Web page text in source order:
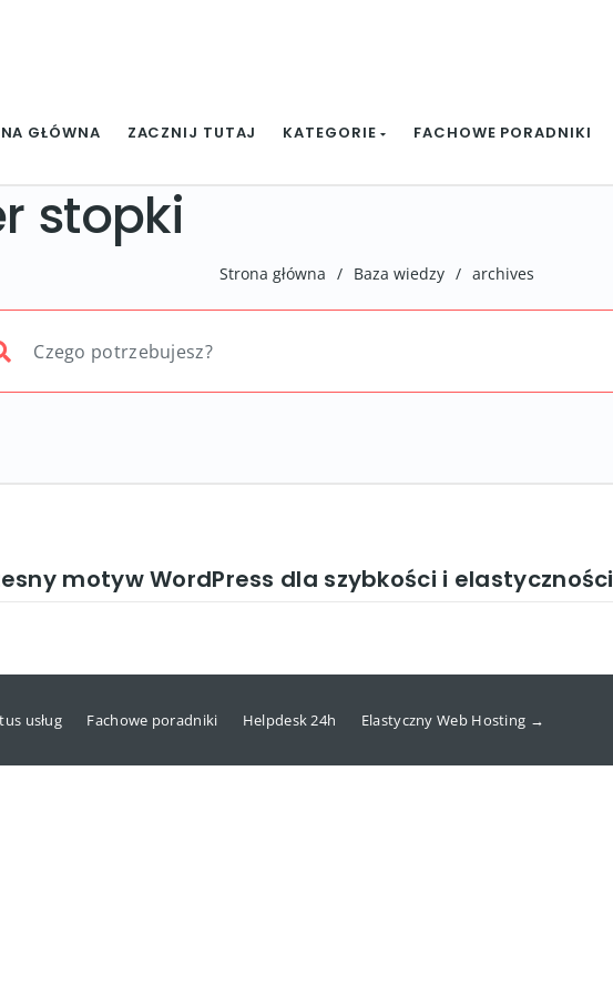
GŁÓWNA ZACZNIJ TUTAJ KATEGORIE FACHOWE PORADNIKI
stopki
Strona główna / Baza wiedzy / archives
motyw WordPress dla szybkości i elastyczności
usług Fachowe poradniki Helpdesk 24h Elastyczny Web Hosting →